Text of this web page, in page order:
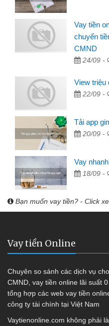
Vay tiền
chuyển
CMND
24/09 -
View triệu
22/09 -
Tải app
20/09 -
Vay
18/09 -
Bạn muốn vay tiền? - Click
Vay tiền Online
Chuyên so sánh các dịch vụ
CMND, vay tiền online lãi suất
tổng hợp các web vay tiền
công ty tài chính tại Việt Nam
Vaytienonline.com không phải